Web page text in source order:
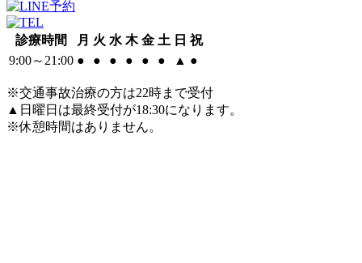
診療時間 月 火 水 木 金 土 日 祝
9:00～21:00 ● ● ● ● ● ● ▲ ●
※交通事故治療の方は22時まで受付
▲日曜日は最終受付が18:30になります。
※休憩時間はありません。